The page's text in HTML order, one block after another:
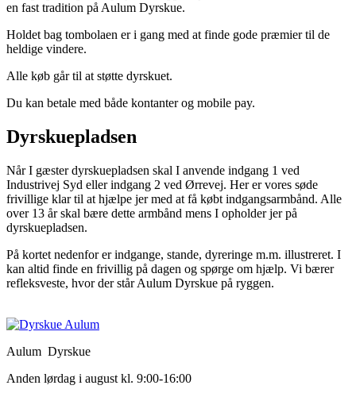
en fast tradition på Aulum Dyrskue.
Holdet bag tombolaen er i gang med at finde gode præmier til de
heldige vindere.
Alle køb går til at støtte dyrskuet.
Du kan betale med både kontanter og mobile pay.
Dyrskuepladsen
Når I gæster dyrskuepladsen skal I anvende indgang 1 ved
Industrivej Syd eller indgang 2 ved Ørrevej. Her er vores søde
frivillige klar til at hjælpe jer med at få købt indgangsarmbånd. Alle
over 13 år skal bære dette armbånd mens I opholder jer på
dyrskuepladsen.
På kortet nedenfor er indgange, stande, dyreringe m.m. illustreret. I
kan altid finde en frivillig på dagen og spørge om hjælp. Vi bærer
refleksveste, hvor der står Aulum Dyrskue på ryggen.
Aulum Dyrskue
Anden lørdag i august kl. 9:00-16:00